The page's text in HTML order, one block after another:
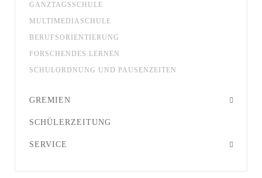
GANZTAGSSCHULE
MULTIMEDIASCHULE
BERUFSORIENTIERUNG
FORSCHENDES LERNEN
SCHULORDNUNG UND PAUSENZEITEN
GREMIEN
SCHÜLERZEITUNG
SERVICE